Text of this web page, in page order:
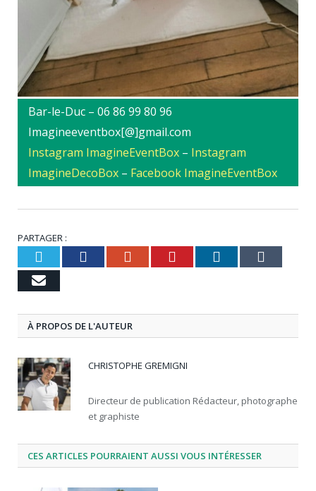
Bar-le-Duc – 06 86 99 80 96
Imagineeventbox[@]gmail.com
Instagram ImagineEventBox – Instagram
ImagineDecoBox – Facebook ImagineEventBox
PARTAGER :
TwitterFacebookGoogle+Pinterest
LinkedIn
Email
À PROPOS DE L'AUTEUR
CHRISTOPHE GREMIGNI
Directeur de publication Rédacteur, photographe
et graphiste
CES ARTICLES POURRAIENT AUSSI VOUS INTÉRESSER